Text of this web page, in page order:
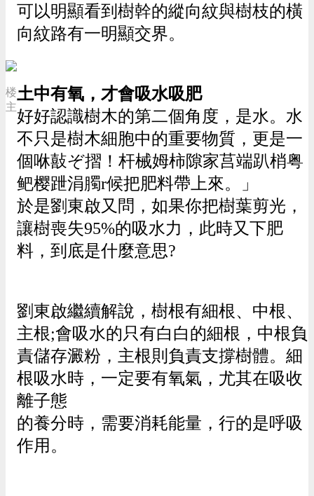
楼
主
可以明顯看到樹幹的縱向紋與樹枝的橫
向紋路有一明顯交界。
土中有氧，才會吸水吸肥
好好認識樹木的第二個角度，是水。水
不只是樹木細胞中的重要物質，更是一
個咻敼ぞ摺！杆械姆柿隙家莒端趴梢粤
鲃樱跇涓臅r候把肥料帶上來。」
於是劉東啟又問，如果你把樹葉剪光，
讓樹喪失95%的吸水力，此時又下肥
料，到底是什麼意思?
劉東啟繼續解說，樹根有細根、中根、
主根;會吸水的只有白白的細根，中根負
責儲存澱粉，主根則負責支撐樹體。細
根吸水時，一定要有氧氣，尤其在吸收
離子態
的養分時，需要消耗能量，行的是呼吸
作用。